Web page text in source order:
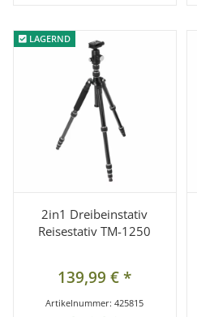
LAGERND
LAGERND
2in1 Dreibeinstativ
Reisestativ TM-1250
139,99 €*
Artikelnummer:425815